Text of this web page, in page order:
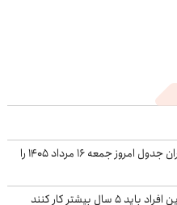
تغییرات شدید محصولات سایپا/ خریداران جدول امروز جمعه ۱۶ مرداد ۱۴۰۵ را
بیشتر کار کنند